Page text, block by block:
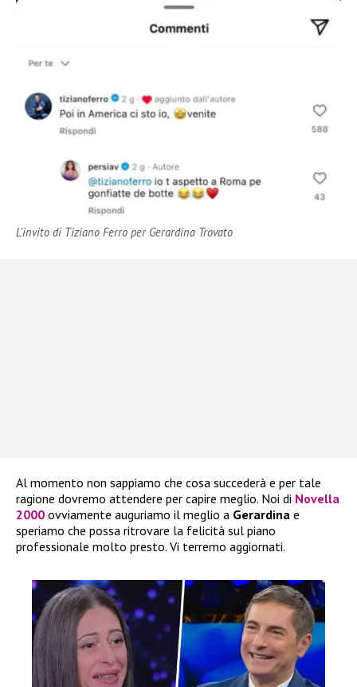
L’invito di Tiziano Ferro per Gerardina Trovato
Al momento non sappiamo che cosa succederà e per tale
ragione dovremo attendere per capire meglio. Noi di Novella
2000 ovviamente auguriamo il meglio a Gerardina e
speriamo che possa ritrovare la felicità sul piano
professionale molto presto. Vi terremo aggiornati.